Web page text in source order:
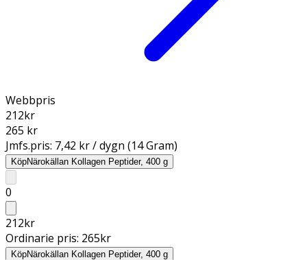
Webbpris
212kr
265 kr
Jmfs.pris: 7,42 kr / dygn (14 Gram)
KöpNärokällan Kollagen Peptider, 400 g
0
212kr
Ordinarie pris: 265kr
KöpNärokällan Kollagen Peptider, 400 g